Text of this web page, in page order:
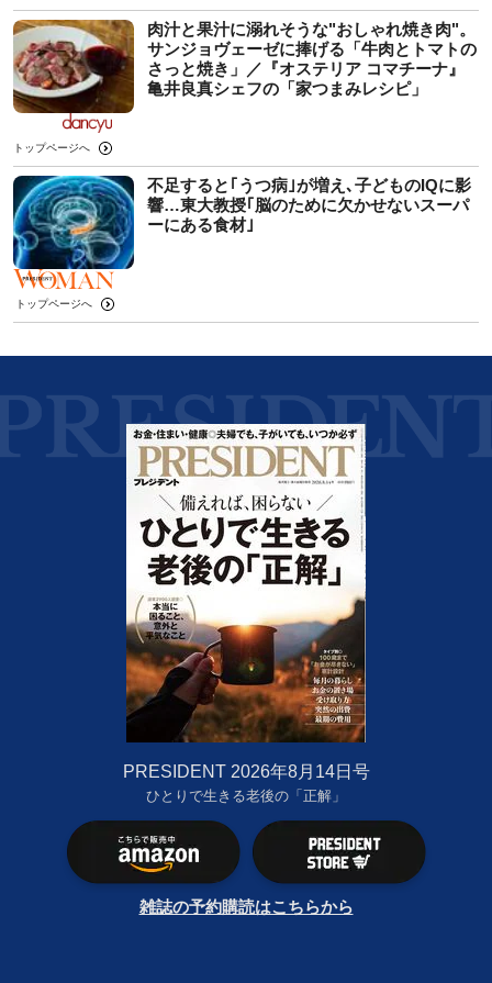
肉汁と果汁に溺れそうな"おしゃれ焼き肉"。
サンジョヴェーゼに捧げる「牛肉とトマトの
さっと焼き」／『オステリア コマチーナ』
亀井良真シェフの「家つまみレシピ」
トップページへ
不足すると｢うつ病｣が増え､子どものIQに影
響…東大教授｢脳のために欠かせないスーパ
ーにある食材｣
トップページへ
PRESIDENT 2026年8月14日号
ひとりで生きる老後の「正解」
雑誌の予約購読はこちらから